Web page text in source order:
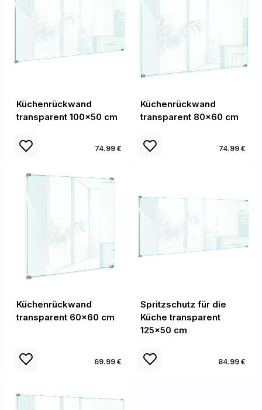
Küchenrückwand
transparent 100x50 cm
74.99 €
Küchenrückwand
transparent 80x60 cm
74.99 €
Küchenrückwand
transparent 60x60 cm
69.99 €
Spritzschutz für die
Küche transparent
125x50 cm
84.99 €